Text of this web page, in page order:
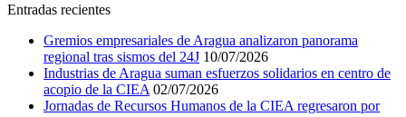
Entradas recientes
Gremios empresariales de Aragua analizaron panorama
regional tras sismos del 24J 10/07/2026
Industrias de Aragua suman esfuerzos solidarios en centro de
acopio de la CIEA 02/07/2026
Jornadas de Recursos Humanos de la CIEA regresaron por